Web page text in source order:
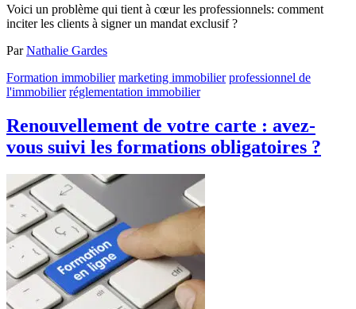
Voici un problème qui tient à cœur les professionnels: comment
inciter les clients à signer un mandat exclusif ?
ParNathalie Gardes
Formation immobilier marketing immobilier professionnel de
l'immobilier réglementation immobilier
Renouvellement de votre carte : avez-
vous suivi les formations obligatoires ?